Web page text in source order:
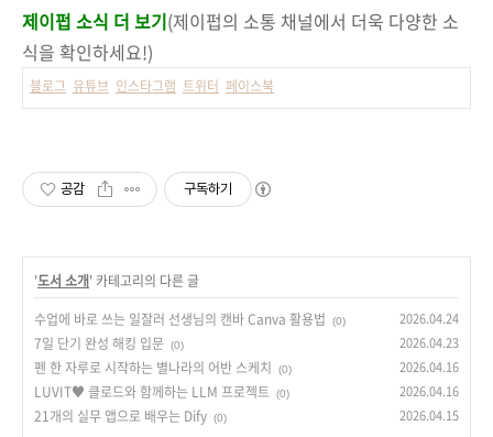
제이펍 소식 더 보기(제이펍의 소통 채널에서 더욱 다양한 소
식을 확인하세요!)
블로그 유튜브 인스타그램 트위터 페이스북
공감 구독하기
'도서 소개' 카테고리의 다른 글
수업에 바로 쓰는 일잘러 선생님의 캔바 Canva 활용법
(0) 2026.04.24
7일 단기 완성 해킹 입문 (0) 2026.04.23
펜 한 자루로 시작하는 별나라의 어반 스케치 (0) 2026.04.16
LUVIT♥ 클로드와 함께하는 LLM 프로젝트 (0) 2026.04.16
21개의 실무 앱으로 배우는 Dify (0) 2026.04.15